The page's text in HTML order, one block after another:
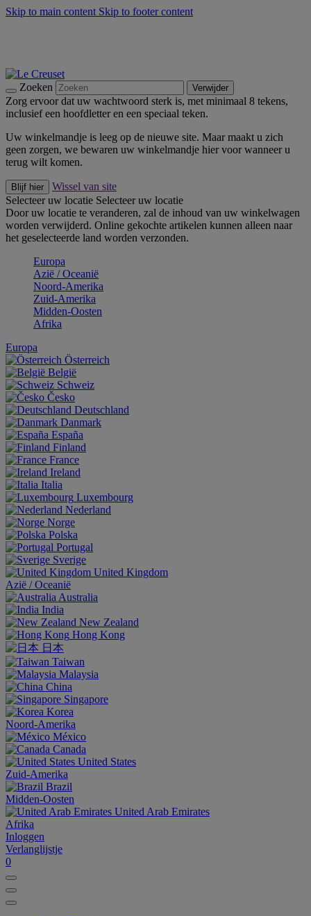
Skip to main content Skip to footer content
Zoeken Verwijder
Zorg ervoor dat uw wachtwoord sterk is, met minimaal 8 tekens,
inclusief een hoofdletter en een speciaal teken.
Uw winkelmandje is leeg op de nieuwe site. Maar maakt u zich
geen zorgen, we bewaren uw winkelmandje hier voor wanneer u
terug wilt komen.
Blijf hier
Wissel van site
Selecteer uw locatie Selecteer uw locatie
Door uw locatie te veranderen, zal de inhoud van uw winkelwagen
worden verwijderd. Online gekochte artikelen kunnen alleen naar
het geselecteerde land worden verzonden.
Europa
Aziё / Oceaniё
Noord-Amerika
Zuid-Amerika
Midden-Oosten
Afrika
Europa
Österreich
België
Schweiz
Česko
Deutschland
Danmark
España
Finland
France
Ireland
Italia
Luxembourg
Nederland
Norge
Polska
Portugal
Sverige
United Kingdom
Aziё / Oceaniё
Australia
India
New Zealand
Hong Kong
日本
Taiwan
Malaysia
China
Singapore
Korea
Noord-Amerika
México
Canada
United States
Zuid-Amerika
Brazil
Midden-Oosten
United Arab Emirates
Afrika
Inloggen
Verlanglijstje
0